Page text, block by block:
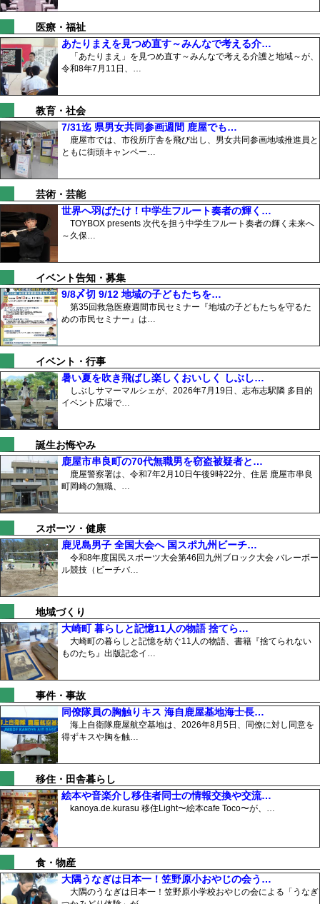
医療・福祉
あたりまえを見つめ直す～みんなで考える介…
「あたりまえ」を見つめ直す～みんなで考える介護と地域～が、
令和8年7月11日、…
教育・社会
7/31迄 県男女共同参画週間 鹿屋でも…
鹿屋市では、市役所庁舎を飛び出し、男女共同参画地域推進員と
ともに街頭キャンペー…
芸術・芸能
世界へ羽ばたけ！中学生フルート奏者の輝く…
TOYBOX presents 次代を担う中学生フルート奏者の輝く未来へ
～久保…
イベント告知・募集
9/8〆切 9/12 地域の子どもたちを…
第35回救急医療週間市民セミナー『地域の子どもたちを守るた
めの市民セミナー』は…
イベント・行事
暑い夏を吹き飛ばし楽しくおいしく しぶし…
しぶしサマーマルシェが、2026年7月19日、志布志駅隣 多目的
イベント広場で…
誕生お悔やみ
鹿屋市串良町の70代無職男を窃盗被疑者と…
鹿屋警察署は、令和7年2月10日午後9時22分、住居 鹿屋市串良
町岡崎の無職、…
スポーツ・健康
鹿児島男子 全国大会へ 国スポ九州ビーチ…
令和8年度国民スポーツ大会第46回九州ブロック大会 バレーボー
ル競技（ビーチバ…
地域づくり
大崎町 暮らしと記憶11人の物語 捨てら…
大崎町の暮らしと記憶を紡ぐ11人の物語、書籍『捨てられない
ものたち』出版記念イ…
事件・事故
同僚隊員の胸触りキス 海自鹿屋基地海士長…
海上自衛隊鹿屋航空基地は、2026年8月5日、同僚に対し同意を
得ずキスや胸を触…
移住・田舎暮らし
絵本や音楽介し移住者同士の情報交換や交流…
kanoya.de.kurasu 移住Light〜絵本cafe Toco〜が、…
食・物産
大隅うなぎは日本一！笠野原小おやじの会う…
大隅のうなぎは日本一！笠野原小学校おやじの会による「うなぎ